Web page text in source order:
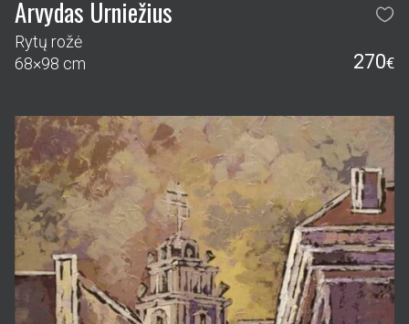
Arvydas Urniežius
Rytų rožė
68×98 cm
270€